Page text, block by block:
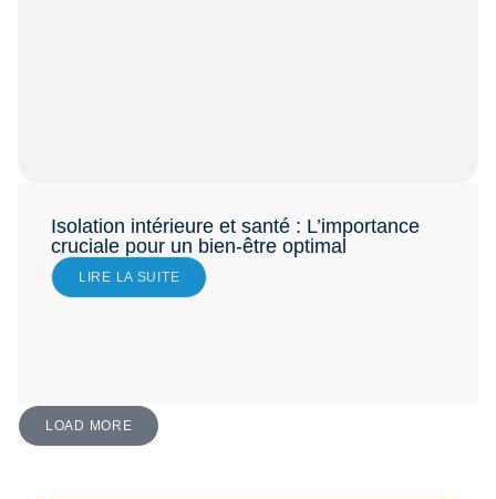
Isolation intérieure et santé : L’importance
cruciale pour un bien-être optimal
LIRE LA SUITE
LOAD MORE